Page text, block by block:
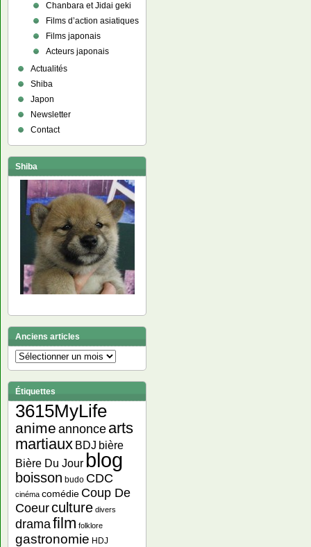
Chanbara et Jidai geki
Films d’action asiatiques
Films japonais
Acteurs japonais
Actualités
Shiba
Japon
Newsletter
Contact
Shiba
Anciens articles
Anciens
articles
Étiquettes
3615MyLife
anime annonce arts
martiaux BDJ bière
Bière Du Jour blog
boisson budo CDC
cinéma comédie Coup De
Coeurculture divers
dramafilm folklore
gastronomie HDJ